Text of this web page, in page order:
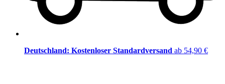
Deutschland: Kostenloser Standardversand ab 54,90 €